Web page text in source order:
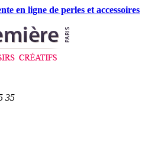
en ligne de perles et accessoires
35